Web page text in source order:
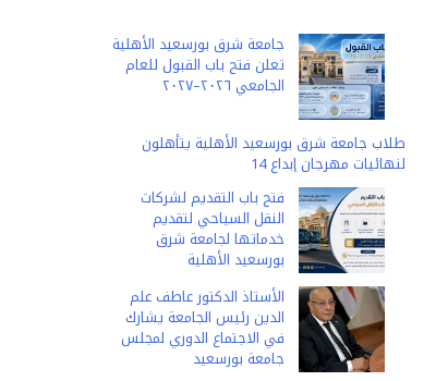
جامعة شرق بورسعيد الأهلية
تعلن فتح باب القبول للعام
الجامعي ٢٠٢٦–٢٠٢٧
طلاب جامعة شرق بورسعيد الأهلية يتأهلون
لنهائيات مهرجان إبداع 14
فتح باب التقديم لشركات
النقل السياحي لتقديم
خدماتها لجامعة شرق
بورسعيد الأهلية
الأستاذ الدكتور عاطف علم
الدين رئيس الجامعة يشارك
في الاجتماع الدوري لمجلس
جامعة بورسعيد